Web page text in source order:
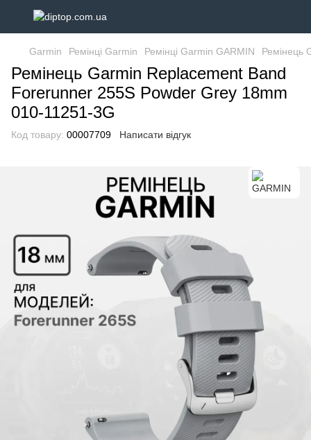
Garmin Ремінці Garmin Ремінці Garmin GARMIN Ремінець
Ремінець Garmin Replacement Band
Forerunner 255S Powder Grey 18mm
010-11251-3G
Код товару: 00007709 Написати відгук